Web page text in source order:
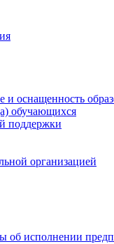
оснащенность
обучающихся
поддержки
организацией
об исполнении